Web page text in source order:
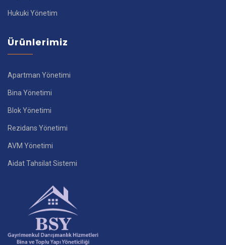
Hukuki Yönetim
Ürünlerimiz
Apartman Yönetimi
Bina Yönetimi
Blok Yönetimi
Rezidans Yönetimi
AVM Yönetimi
Aidat Tahsilat Sistemi